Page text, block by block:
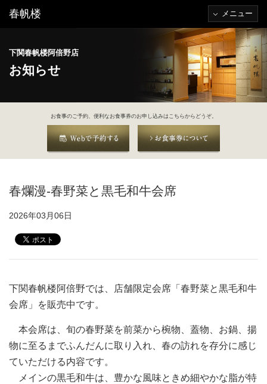
春帆楼 メニュー
下関春帆楼阿倍野店
お知らせ
お食事のご予約、便利なお食事券のお申し込みはこちらからどうぞ。
春爛漫‐春野菜と黒毛和牛会席
2026年03月06日
下関春帆楼阿倍野では、店舗限定会席「春野菜と黒毛和牛
会席」を販売中です。
本会席は、旬の春野菜を前菜から椀物、蓋物、お鍋、揚
物に至るまでふんだんに取り入れ、春の訪れを存分に感じ
ていただける内容です。
メインの黒毛和牛は、豊かな風味ときめ細やかな脂が特